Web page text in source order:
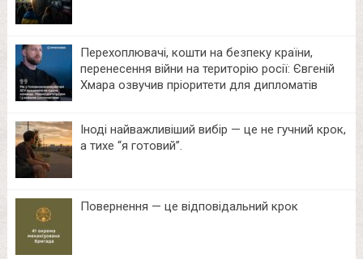
Перехоплювачі, кошти на безпеку країни,
перенесення війни на територію росії: Євгеній
Хмара озвучив пріоритети для дипломатів
Іноді найважливіший вибір — це не гучний крок,
а тихе “я готовий”.
Повернення — це відповідальний крок